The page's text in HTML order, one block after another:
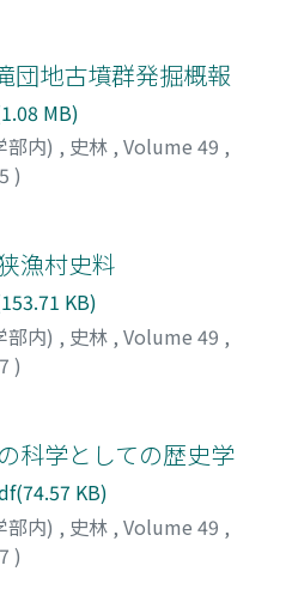
。ここでは、 一丈は高麗尺
大尺一二尺ときめ、溝渠の断
、与えられた史料を数的に、
る。また、労鋤量について
評価したり、過少にみたりす
準が存在したのではないかと
とができる。かくして、諸先
渠の規模・構造・労働量とが
上修正を必要とする点などが
えしていた旧植民帝国オラン
はフランスの保護下におか
資本の前に圧倒されて昔日の
の「東印度会社」的な植民行
せられる。オランダは一方で
えながらも、一方においては
。彼は旧来の東印度会社的収
土地改革により原住民に個人
励し、これらの政策を通じて
せようとした。彼の意図は大
植民地に適応せんとしたもの
南アジヤ版」といえよう。
団地古墳群発掘概報
MB)
部内) , 史林 , Volume 49 ,
)
漁村史料
KB)
部内) , 史林 , Volume 49 ,
)
科学としての歴史学
KB)
部内) , 史林 , Volume 49 ,
)